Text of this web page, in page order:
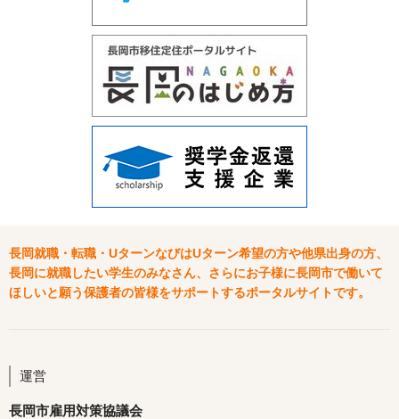
長岡就職・転職・UターンなびはUターン希望の方や他県出身の方、
長岡に就職したい学生のみなさん、さらにお子様に長岡市で働いて
ほしいと願う保護者の皆様をサポートするポータルサイトです。
運営
長岡市雇用対策協議会